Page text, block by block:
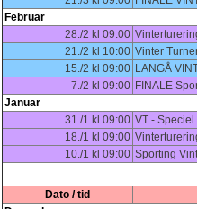
Februar
28./2 kl 09:00
21./2 kl 10:00 Vinter
15./2 kl 09:00 LANGÅ
7./2 kl 09:00 FINALE
Januar
31./1 kl 09:00 VT - Speciel
18./1 kl 09:00
10./1 kl 09:00 Sporting
Dato / tid